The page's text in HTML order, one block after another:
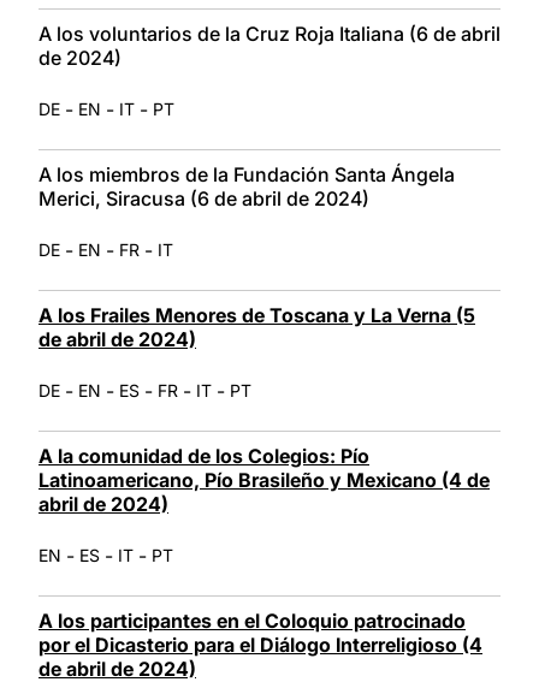
A los voluntarios de la Cruz Roja Italiana (6 de abril
de 2024)
DE - EN - IT - PT
A los miembros de la Fundación Santa Ángela
Merici, Siracusa (6 de abril de 2024)
DE - EN - FR - IT
A los Frailes Menores de Toscana y La Verna (5
de abril de 2024)
DE - EN - ES - FR - IT - PT
A la comunidad de los Colegios: Pío
Latinoamericano, Pío Brasileño y Mexicano (4 de
abril de 2024)
EN - ES - IT - PT
A los participantes en el Coloquio patrocinado
por el Dicasterio para el Diálogo Interreligioso (4
de abril de 2024)